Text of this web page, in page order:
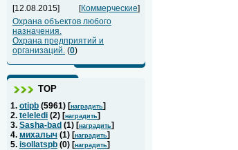
[12.08.2015]
[Коммерческие]
Охрана объектов любого
назначения.
Охрана предприятий и
организаций. (0)
ТОР
1. otipb (5961) [наградить]
2. teleledi (2) [наградить]
3. Sasha-bad (1) [наградить]
4. михалыч (1) [наградить]
5. isollatspb (0) [наградить]